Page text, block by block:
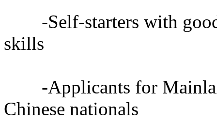
-Self-starters with good
skills
-Applicants for
Chinese nationals